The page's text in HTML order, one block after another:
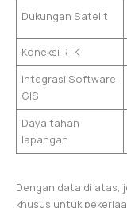
Dukungan Satelit
Koneksi RTK
Integrasi Software
GIS
Daya tahan
lapangan
Dengan data di atas,
khusus untuk